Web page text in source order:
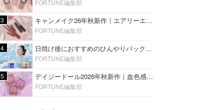
FORTUNE編集部
3 キャンメイク26年秋新作｜エアリーエクステンションライナー＆カールスナイパーマスカラ新色をレビュー
FORTUNE編集部
4 日焼け後におすすめのひんやりパック14選｜暑い夏にぴったりな冷凍／鎮静／うるおいチャージマスクを紹介
FORTUNE編集部
5 デイジードール2026年秋新作｜血色感が可愛い♡『パウダー ブラッシュ ブルーム』新3色をレビュー
FORTUNE編集部